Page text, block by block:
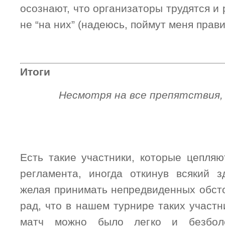
осознают, что организаторы трудятся и
не “на них” (надеюсь, поймут меня
Итоги
Несмотря на все
Есть такие участники, которые
регламента, иногда откинув
желая принимать непредвиденных
рад, что в нашем турнире таких
матч можно было легко и